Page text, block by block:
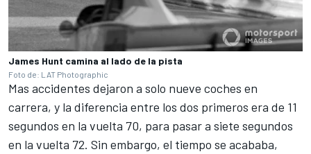
James Hunt camina al lado de la pista
Foto de: LAT Photographic
Mas accidentes dejaron a solo nueve coches en
carrera, y la diferencia entre los dos primeros era de 11
segundos en la vuelta 70, para pasar a siete segundos
en la vuelta 72. Sin embargo, el tiempo se acababa,